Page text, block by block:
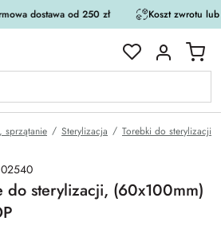
dostawa od 250 zł Koszt zwrotu
sprzątanie Sterylizacja Torebki do sterylizacji
do sterylizacji, (60x100mm)